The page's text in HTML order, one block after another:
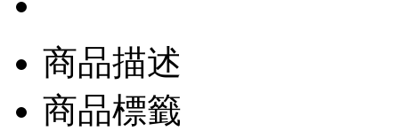
商品描述
商品標籤